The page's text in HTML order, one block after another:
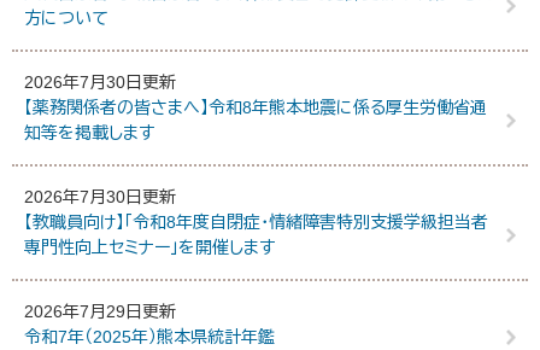
方について
2026年7月30日更新
【薬務関係者の皆さまへ】令和8年熊本地震に係る厚生労働省通
知等を掲載します
2026年7月30日更新
【教職員向け】「令和8年度自閉症・情緒障害特別支援学級担当者
専門性向上セミナー」を開催します
2026年7月29日更新
令和7年（2025年）熊本県統計年鑑